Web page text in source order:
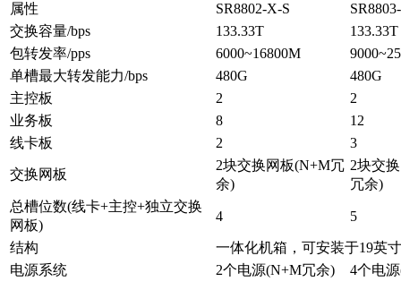
属性 SR8802-X-S
交换容量/bps
133.33T
133.33T
包转发率/pps
6000~16800M
单槽最大转发能力/bps
480G
480G
主控板
2
2
业务板
8
12
线卡板
2 3
交换网板
2块交换网板(N+M冗
余)
2块交
冗余)
总槽位数(线卡+主控+独立交换
网板)
4 5
结构
一体化机箱，可安装于19英
电源系统
2个电源(N+M冗余)
4个电